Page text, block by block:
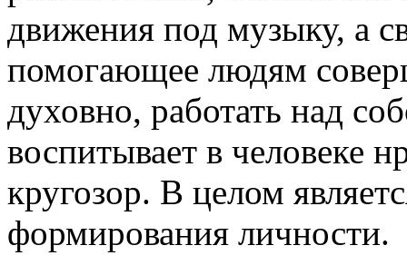
движения под музыку, а
помогающее людям
духовно, работать над
воспитывает в человеке
кругозор. В целом
формирования личности.